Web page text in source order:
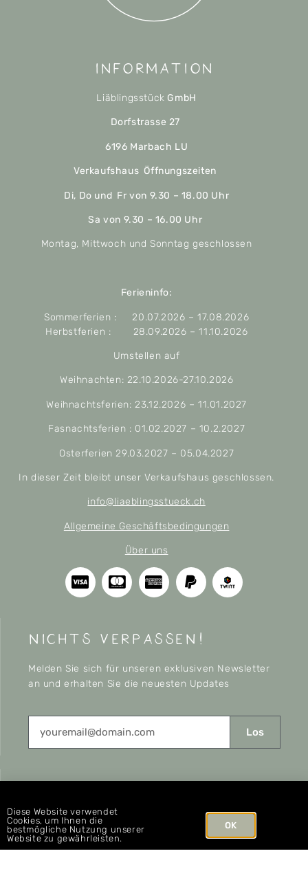
Information
Liäblingsstück GmbH
Dorfstrasse 27
6196 Marbach LU
Verkaufshaus Öffnungszeiten
Di, Do und Fr von 9.30 – 18.00 Uhr
Sa von 9.30 – 16.00 Uhr
Montag, Mittwoch und Sonntag geschlossen
Ferieninfo:
Sommerferien : 20.07.2026 – 17.08.2026
Herbstferien : 28.09.2026 – 11.10.2026
Umstellen auf
Weihnachten: 22.10.2026-27.10.2026
Weihnachtsferien: 23.12.2026 – 11.01.2027
Fasnachtsferien : 01.02.2027 – 10.2.2027
Osterferien 29.03.2027 – 05.04.2027
In dieser Zeit bleibt unser Verkaufshaus geschlossen.
info@liaeblingsstueck.ch
Allgemeine Geschäftsbedingungen
Über uns
nichts verpassen!
Melden Sie sich für unseren exklusiven Newsletter
an und erhalten Sie die neuesten Updates
Los
CONNECT
Diese Website verwendet
Cookies, um Ihnen die
bestmögliche Nutzung unserer
Website zu gewährleisten.
OK